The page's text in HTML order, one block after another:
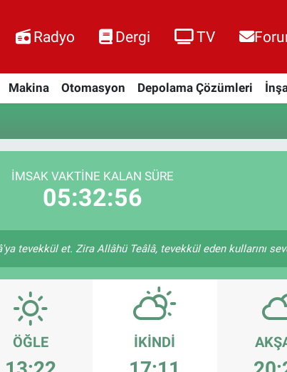
Radyo Dergi TV
Makina Otomasyon Depolama Çözümleri
İMSAK VAKTINE KALAN SÜRE
05:32:55
tevekkül et. Zira Allâhü Teâlâ, tevekkül eden kullarını
ÖĞLE İKINDI